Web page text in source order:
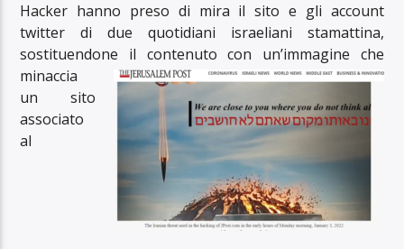
Hacker hanno preso di mira il sito e gli account
twitter di due quotidiani israeliani stamattina,
sostituendone il contenuto con un’immagine che
minaccia
un sito
associato
al